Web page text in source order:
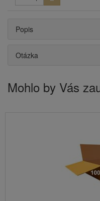
Popis
Otázka
Mohlo by Vás